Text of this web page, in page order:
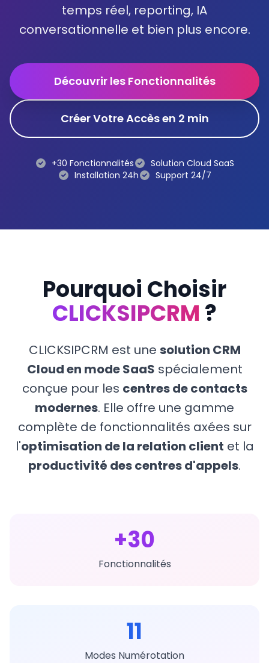
Evaluation des Agents
🚀 API Click2Call
🛡️ Sécurité
Standards Téléphoniques IPBX
Services
Installation Solutions Open Source
Offshoring Call Center au Maroc
Développement Applications
Créer Votre Accès en 2 min
temps réel, reporting, IA
conversationnelle et bien plus encore.
Découvrir les Fonctionnalités
Créer Votre Accès en 2 min
+30 Fonctionnalités
Solution Cloud SaaS
Installation 24h
Support 24/7
Pourquoi Choisir
CLICKSIPCRM ?
CLICKSIPCRM est une solution CRM
Cloud en mode SaaS spécialement
conçue pour les centres de contacts
modernes. Elle offre une gamme
complète de fonctionnalités axées sur
l'optimisation de la relation client et la
productivité des centres d'appels.
+30
Fonctionnalités
11
Modes Numérotation